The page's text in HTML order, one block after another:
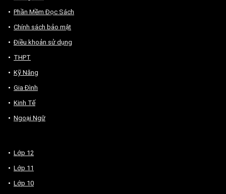
Phần Mềm Đọc Sách
Chính sách bảo mật
Điều khoản sử dụng
THPT
Kỹ Năng
Gia Đình
Kinh Tế
Ngoại Ngữ
Lớp 12
Lớp 11
Lớp 10